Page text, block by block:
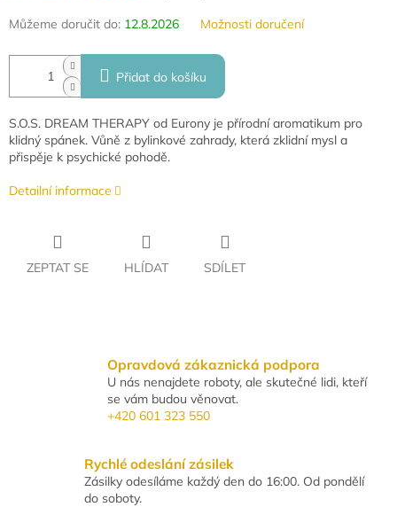
Můžeme doručit do: 12.8.2026 Možnosti doručení
Přidat do košíku
S.O.S. DREAM THERAPY od Eurony je přírodní aromatikum pro
klidný spánek. Vůně z bylinkové zahrady, která zklidní mysl a
přispěje k psychické pohodě.
Detailní informace
ZEPTAT SE HLÍDAT SDÍLET
Opravdová zákaznická podpora
U nás nenajdete roboty, ale skutečné lidi, kteří
se vám budou věnovat.
+420 601 323 550
Rychlé odeslání zásilek
Zásilky odesíláme každý den do 16:00. Od pondělí
do soboty.